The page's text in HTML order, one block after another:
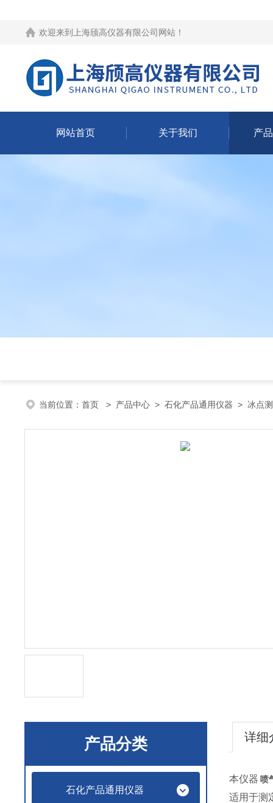
欢迎来到 上海颀高仪器有限公司网站 ！
网站首页 关于我们 产
当前位置： 首页 > 产品中心 > 石化产品通用仪器 > 冰点
产品分类
石化产品通用仪器
详细
本仪器 喷
适用于测